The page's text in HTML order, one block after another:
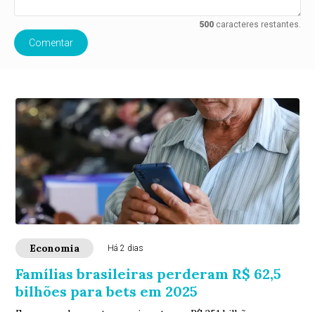
500caracteres restantes.
Comentar
Economia Há 2 dias
Famílias brasileiras perderam R$ 62,5
bilhões para bets em 2025